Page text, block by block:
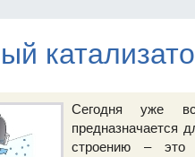
Сегодня уже
предназначается
строению – это